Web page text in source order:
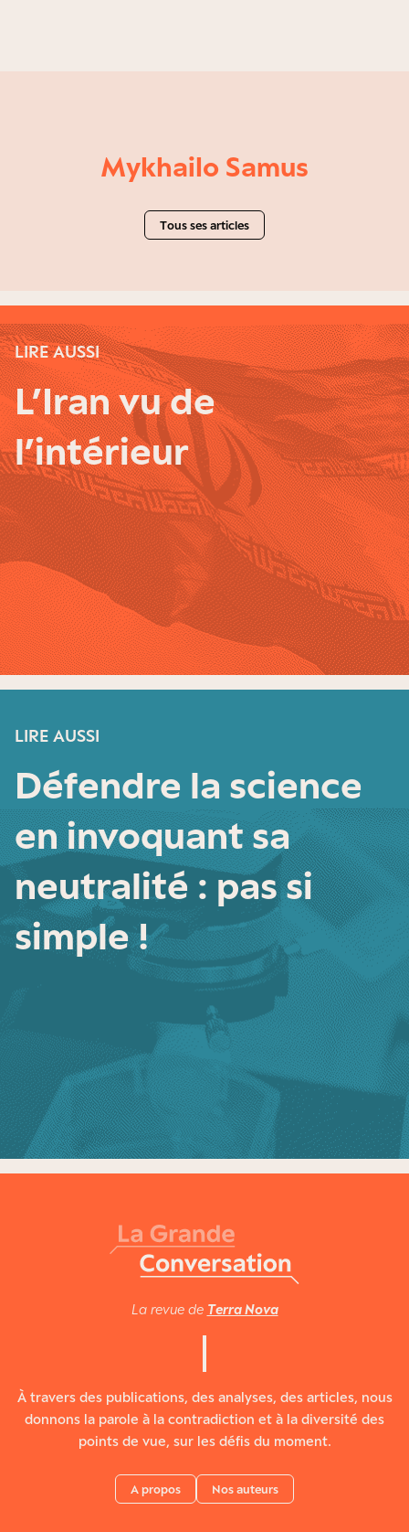
Mykhailo Samus
Tous ses articles
LIRE AUSSI
L’Iran vu de
l’intérieur
LIRE AUSSI
Défendre la science
en invoquant sa
neutralité : pas si
simple !
La revue de Terra Nova
À travers des publications, des analyses, des articles, nous
donnons la parole à la contradiction et à la diversité des
points de vue, sur les défis du moment.
A propos Nos auteurs